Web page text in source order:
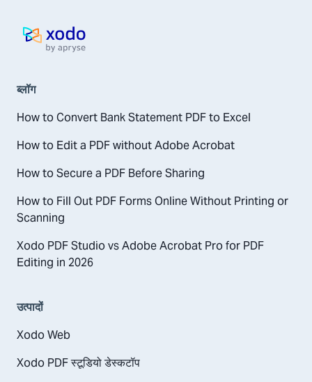
होम पेज
ब्लॉग
How to Convert Bank Statement PDF to Excel
How to Edit a PDF without Adobe Acrobat
How to Secure a PDF Before Sharing
How to Fill Out PDF Forms Online Without Printing or
Scanning
Xodo PDF Studio vs Adobe Acrobat Pro for PDF
Editing in 2026
उत्पादों
Xodo Web
Xodo PDF स्टूडियो डेस्कटॉप